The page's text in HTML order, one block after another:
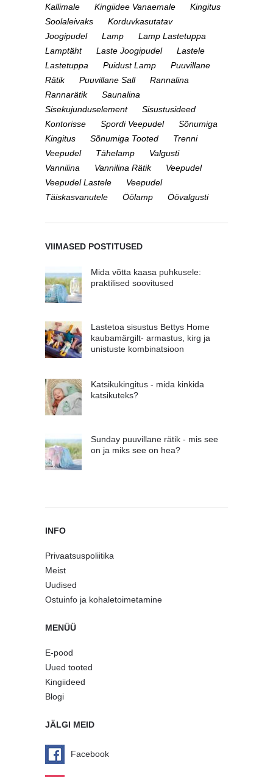
Kallimale
Kingiidee Vanaemale
Kingitus
Soolaleivaks
Korduvkasutatav
Joogipudel
Lamp
Lamp Lastetuppa
Lamptäht
Laste Joogipudel
Lastele
Lastetuppa
Puidust Lamp
Puuvillane
Rätik
Puuvillane Sall
Rannalina
Rannarätik
Saunalina
Sisekujunduselement
Sisustusideed
Kontorisse
Spordi Veepudel
Sõnumiga
Kingitus
Sõnumiga Tooted
Trenni
Veepudel
Tähelamp
Valgusti
Vannilina
Vannilina Rätik
Veepudel
Veepudel Lastele
Veepudel
Täiskasvanutele
Öölamp Öövalgusti
VIIMASED POSTITUSED
Mida võtta kaasa puhkusele:
praktilised soovitused
Lastetoa sisustus Bettys Home
kaubamärgilt- armastus, kirg ja
unistuste kombinatsioon
Katsikukingitus - mida kinkida
katsikuteks?
Sunday puuvillane rätik - mis see
on ja miks see on hea?
INFO
Privaatsuspoliitika
Meist
Uudised
Ostuinfo ja kohaletoimetamine
MENÜÜ
E-pood
Uued tooted
Kingiideed
Blogi
JÄLGI MEID
Facebook